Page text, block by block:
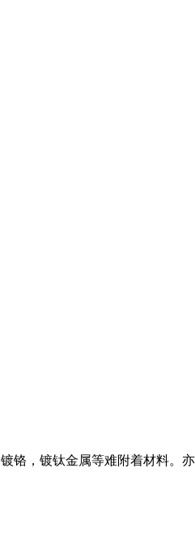
，镀钛金属等难附着材料。